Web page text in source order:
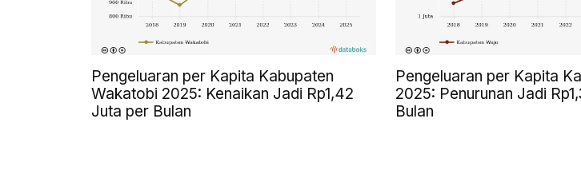
Pengeluaran per Kapita Kabupaten
Wakatobi 2025: Kenaikan Jadi Rp1,42
Juta per Bulan
Pengeluaran per Kapita
2025: Penurunan Jadi
Bulan